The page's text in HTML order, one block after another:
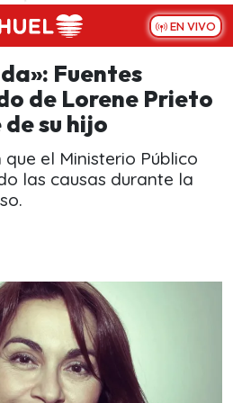
EN VIVO
Fuentes
de Lorene Prieto
su hijo
el Ministerio Público
las causas durante la